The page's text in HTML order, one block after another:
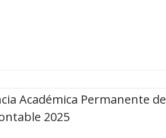
Académica Permanente de
2025